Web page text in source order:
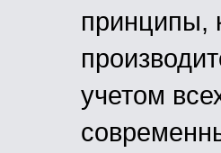
принципы,
учетом